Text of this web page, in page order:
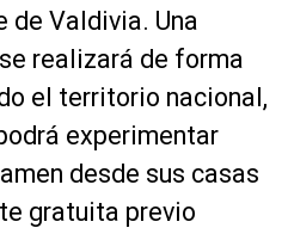
de Valdivia. Una
realizará de forma
el territorio nacional,
experimentar
desde sus casas
gratuita previo